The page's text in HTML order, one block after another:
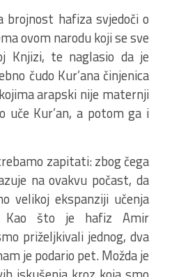
hafiza svjedoči o
ovom narodu koji se sve
Knjizi, te naglasio da je
čudo Kur’ana činjenica
arapski nije maternji
uče Kur’an, a potom ga i
zapitati: zbog čega
na ovakvu počast, da
velikoj ekspanziji učenja
Kao što je hafiz Amir
priželjkivali jednog, dva
je podario pet. Možda je